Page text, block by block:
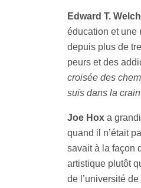
Edward T. Welch
éducation et une
depuis plus de
peurs et des
croisée des
suis dans la
Joe Hox a
quand il n’était
savait à la façon
artistique plutôt
de l’université